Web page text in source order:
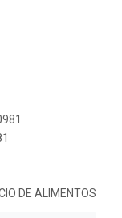
DE ALIMENTOS